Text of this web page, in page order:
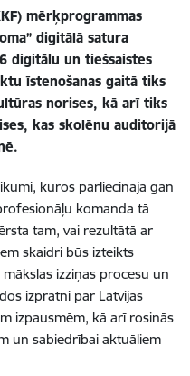
mērķprogrammas
digitālā satura
digitālu un tiešsaistes
īstenošanas gaitā tiks
norises, kā arī tiks
kas skolēnu auditorijā
kuros pārliecināja gan
komanda tā
tam, vai rezultātā ar
skaidri būs izteikts
izziņas procesu un
izpratni par Latvijas
izpausmēm, kā arī rosinās
un sabiedrībai aktuāliem